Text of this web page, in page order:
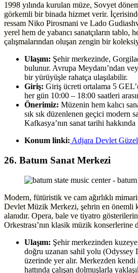
1998 yılında kurulan müze, Sovyet
görkemli bir binada hizmet verir.
ressam Niko Pirosmani ve Lado
yerel hem de yabancı sanatçıların tablo,
çalışmalarından oluşan zengin bir
Ulaşım: Şehir merkezinde,
bulunur. Avrupa Meydanı’ndan
bir yürüyüşle rahatça ulaşılabilir.
Giriş: Giriş ücreti ortalama 5
her gün 10:00 – 18:00 saatleri
Önerimiz: Müzenin hem kalıcı
sık sık düzenlenen geçici modern
Kafkasya’nın sanat tarihi
Konum linki: Adjara Devlet
26. Batum Sanat Merkezi
Modern, fütüristik ve cam ağırlıklı
Devlet Müzik Merkezi, şehrin en önemli
alanıdır. Opera, bale ve tiyatro
Orkestrası’nın klasik müzik konserlerine
Ulaşım: Şehir merkezinden
doğru uzanan sahil yolu (Odyssey
üzerinde yer alır. Merkezden kendi
hattında çalışan dolmuşlarla